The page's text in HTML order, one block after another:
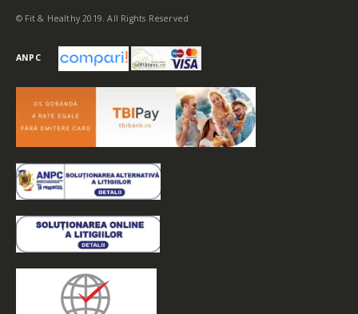
© Fit & Healthy 2019. All Rights Reserved
ANPC